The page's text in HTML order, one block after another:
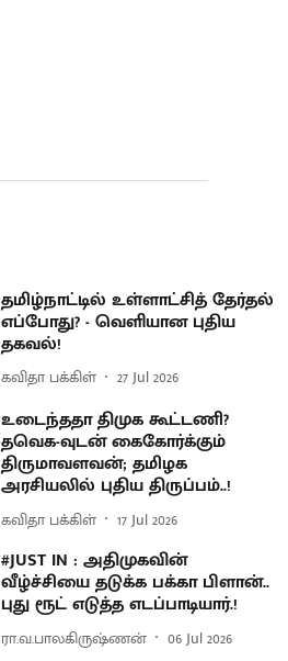
தமிழ்நாட்டில் உள்ளாட்சித் தேர்தல்
எப்போது? - வெளியான புதிய
தகவல்!
கவிதா பக்கிள் 27 Jul 2026
உடைந்ததா திமுக கூட்டணி?
தவெக-வுடன் கைகோர்க்கும்
திருமாவளவன்; தமிழக
அரசியலில் புதிய திருப்பம்..!
கவிதா பக்கிள் 17 Jul 2026
#JUST IN : அதிமுகவின்
வீழ்ச்சியை தடுக்க பக்கா பிளான்..
புது ரூட் எடுத்த எடப்பாடியார்.!
ரா.வ.பாலகிருஷ்ணன் 06 Jul 2026